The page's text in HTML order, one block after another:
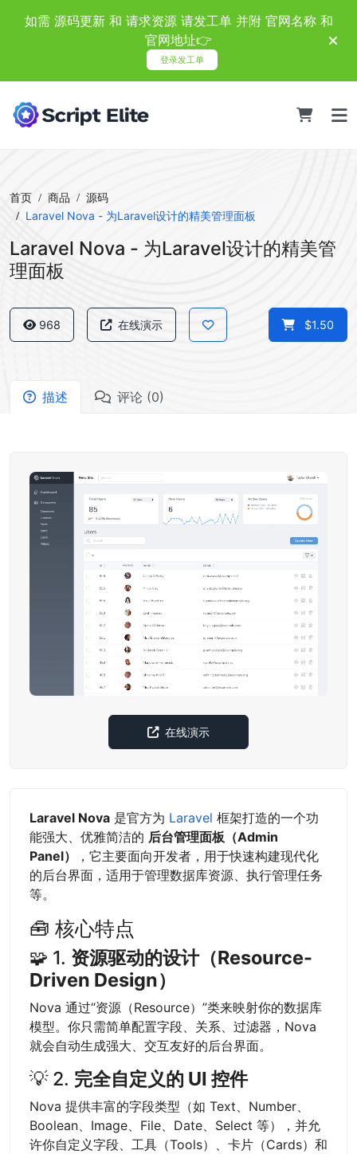
如需 源码更新 和 请求资源 请发工单 并附 官网名称 和
官网地址👉
登录发工单
首页 商品
源码
Laravel Nova - 为Laravel设计的精美管理面板
Laravel Nova - 为Laravel设计的精美管
理面板
968 在线演示 $1.50
描述 评论 (0)
在线演示
Laravel Nova 是官方为 Laravel 框架打造的一个功
能强大、优雅简洁的 后台管理面板（Admin
Panel）
，它主要面向开发者，用于快速构建现代化
的后台界面，适用于管理数据库资源、执行管理任务
等。
🧰 核心特点
🧩 1. 资源驱动的设计（Resource-
Driven Design）
Nova 通过“资源（Resource）”类来映射你的数据库
模型。你只需简单配置字段、关系、过滤器，Nova
就会自动生成强大、交互友好的后台界面。
💡 2. 完全自定义的 UI 控件
Nova 提供丰富的字段类型（如 Text、Number、
Boolean、Image、File、Date、Select 等），并允
许你自定义字段、工具（Tools）、卡片（Cards）和